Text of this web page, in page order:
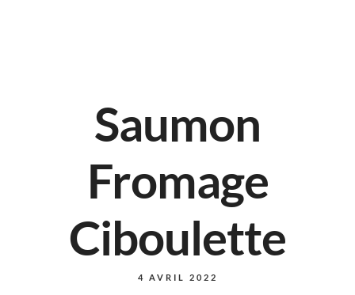
Saumon
Fromage
Ciboulette
4 AVRIL 2022